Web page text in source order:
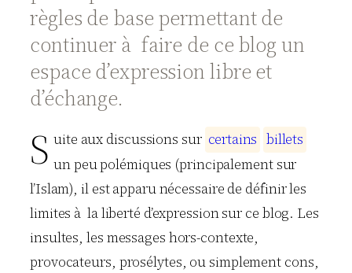
règles de base permettant de
continuer à faire de ce blog un
espace d’expression libre et
d’échange.
S uite aux discussions sur certains billets
un peu polémiques (principalement sur
l’Islam), il est apparu nécessaire de définir les
limites à la liberté d’expression sur ce blog. Les
insultes, les messages hors-contexte,
provocateurs, prosélytes, ou simplement cons,